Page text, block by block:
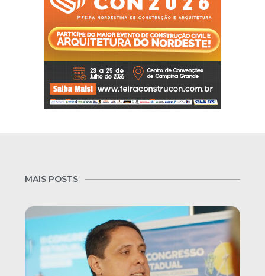
MAIS POSTS